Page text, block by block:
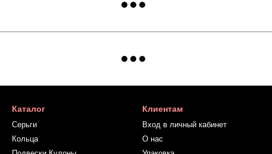
Каталог
Серьги
Кольца
Клиентам
Вход в личный кабинет
О нас